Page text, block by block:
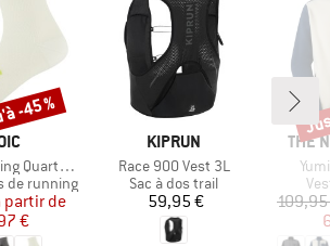
light socks
de running
réduit
partir de
€
-45 %
MARQUE
KIPRUN
Article
Race 900 Vest 3L
Product group
Sac à dos trail
Prix
59,95 €
THE